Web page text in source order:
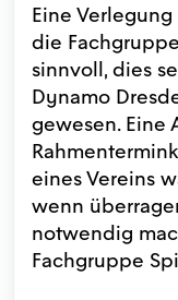
Eine
die
sinnvoll, dies
Dynamo
gewesen. Eine
eines Vereins
wenn
notwendig
Fachgruppe